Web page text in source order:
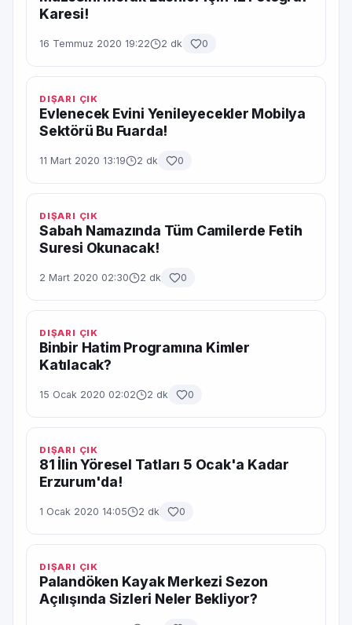
Karesi!
16 Temmuz 2020 19:22 2 dk 0
DIŞARI ÇIK
Evlenecek Evini Yenileyecekler Mobilya
Sektörü Bu Fuarda!
11 Mart 2020 13:19 2 dk 0
DIŞARI ÇIK
Sabah Namazında Tüm Camilerde Fetih
Suresi Okunacak!
2 Mart 2020 02:30 2 dk 0
DIŞARI ÇIK
Binbir Hatim Programına Kimler
Katılacak?
15 Ocak 2020 02:02 2 dk 0
DIŞARI ÇIK
81 İlin Yöresel Tatları 5 Ocak'a Kadar
Erzurum'da!
1 Ocak 2020 14:05 2 dk 0
DIŞARI ÇIK
Palandöken Kayak Merkezi Sezon
Açılışında Sizleri Neler Bekliyor?